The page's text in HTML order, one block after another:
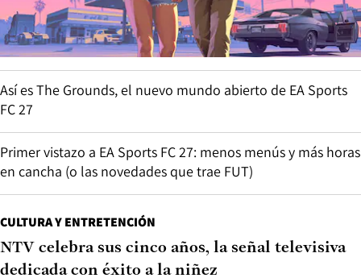
Así es The Grounds, el nuevo mundo abierto de EA Sports
FC 27
Primer vistazo a EA Sports FC 27: menos menús y más horas
en cancha (o las novedades que trae FUT)
CULTURA Y ENTRETENCIÓN
NTV celebra sus cinco años, la señal televisiva
dedicada con éxito a la niñez